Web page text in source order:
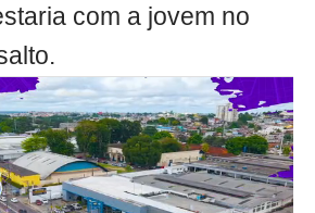
com a jovem no